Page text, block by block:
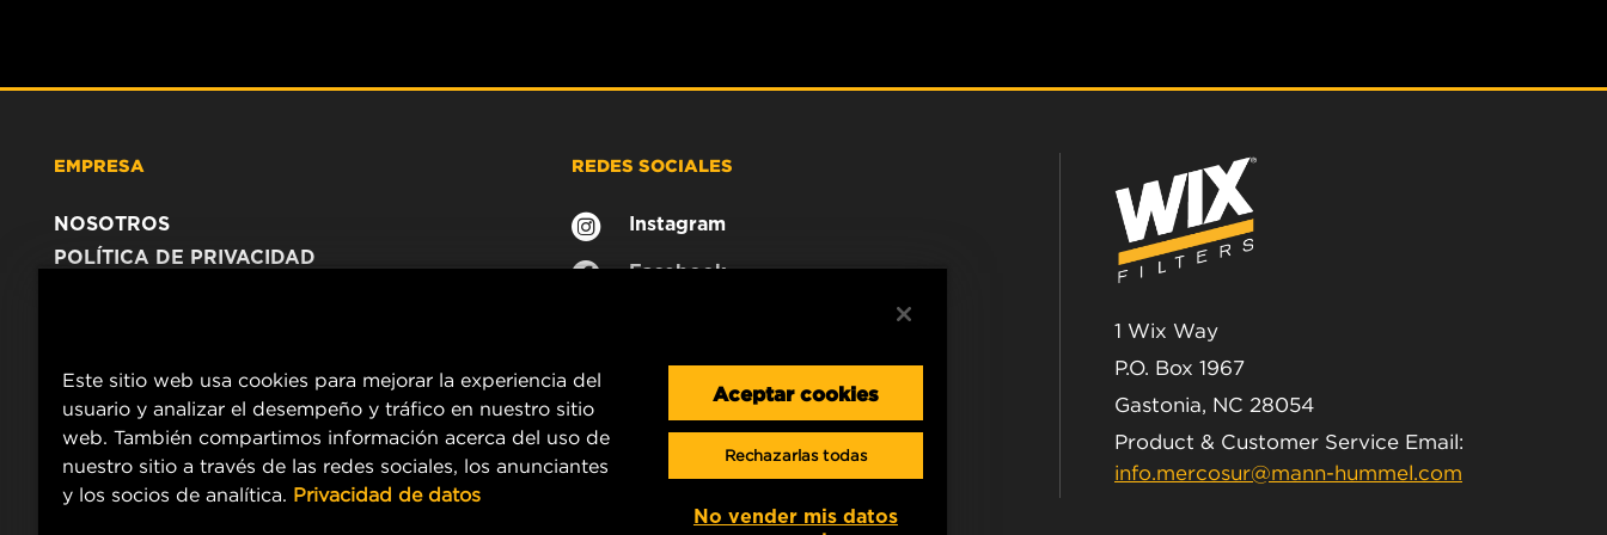
EMPRESA
NOSOTROS
POLÍTICA DE PRIVACIDAD
REDES SOCIALES
Instagram
Facebook
1 Wix Way
P.O. Box 1967
Gastonia, NC 28054
Product & Customer Service Email:
info.mercosur@mann-hummel.com
Este sitio web usa cookies para mejorar la experiencia del
usuario y analizar el desempeño y tráfico en nuestro sitio
web. También compartimos información acerca del uso de
nuestro sitio a través de las redes sociales, los anunciantes
y los socios de analítica. Privacidad de datos
Aceptar cookies
Rechazarlas todas
No vender mis datos